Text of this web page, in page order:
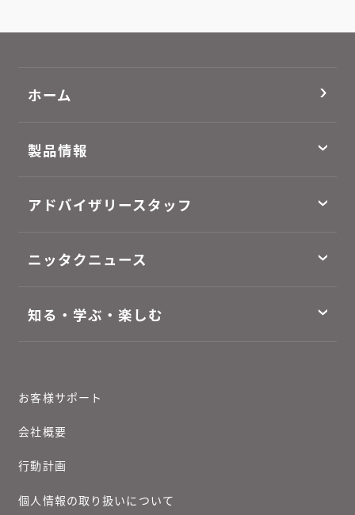
ホーム
製品情報
アドバイザリースタッフ
ニッタクニュース
知る・学ぶ・楽しむ
お客様サポート
会社概要
行動計画
個人情報の取り扱いについて